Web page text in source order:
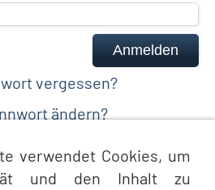
vergessen?
ändern?
verwendet Cookies, um
und den Inhalt zu